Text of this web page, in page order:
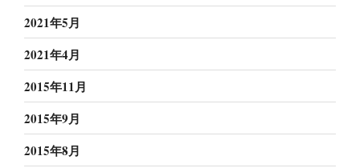
2021年5月
2021年4月
2015年11月
2015年9月
2015年8月